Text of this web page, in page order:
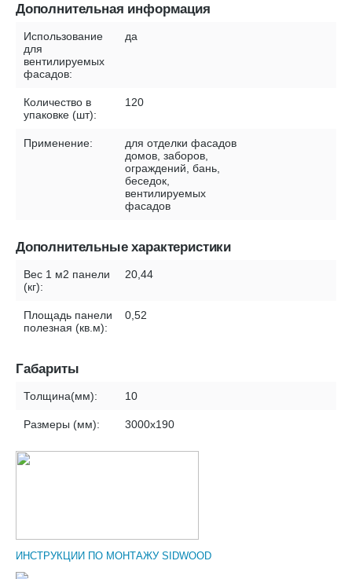
Дополнительная информация
Использование
для
вентилируемых
фасадов:
да
Количество в
упаковке (шт):
120
Применение:
для отделки фасадов
домов, заборов,
ограждений, бань,
беседок,
вентилируемых
фасадов
Дополнительные характеристики
Вес 1 м2 панели
(кг):
20,44
Площадь панели
полезная (кв.м):
0,52
Габариты
Толщина(мм): 10
Размеры (мм): 3000х190
ИНСТРУКЦИИ ПО МОНТАЖУ SIDWOOD